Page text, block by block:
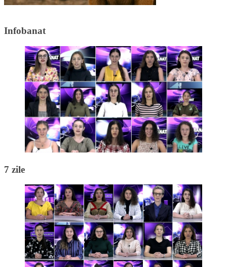
Infobanat
7 zile